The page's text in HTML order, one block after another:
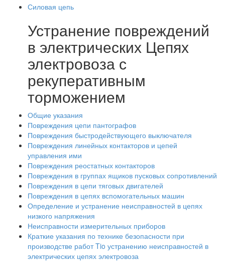
Силовая цепь
Устранение повреждений
в электрических Цепях
электровоза с
рекуперативным
торможением
Общие указания
Повреждения цепи пантографов
Повреждения быстродействующего выключателя
Повреждения линейных контакторов и цепей
управления ими
Повреждения реостатных контакторов
Повреждения в группах ящиков пусковых сопротивлений
Повреждения в цепи тяговых двигателей
Повреждения в цепях вспомогательных машин
Определение и устранение неисправностей в цепях
низкого напряжения
Неисправности измерительных приборов
Краткие указания по технике безопасности при
производстве работ Tio устранению неисправностей в
электрических цепях электровоза